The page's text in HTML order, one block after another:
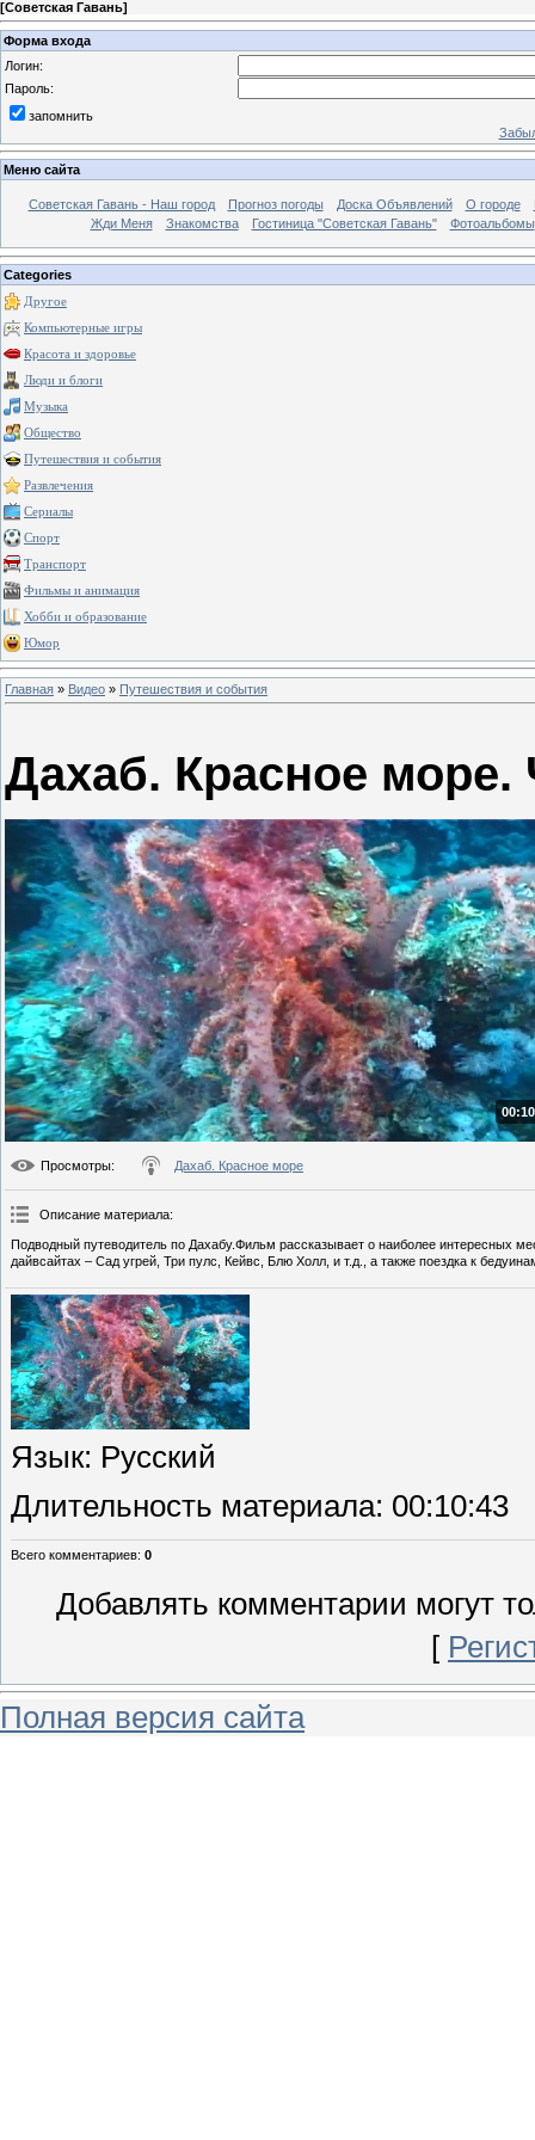
[Советская Гавань]
Форма входа
Логин:
Пароль:
запомнить
Меню сайта
Советская Гавань - Наш город Прогноз погоды Доска Объявлений О городе
Жди Меня
Знакомства Гостиница "Советская Гавань" Фотоальбомы
Categories
Другое
Компьютерные игры
Красота и здоровье
Люди и блоги
Музыка
Общество
Путешествия и события
Развлечения
Сериалы
Спорт
Транспорт
Фильмы и анимация
Хобби и образование
Юмор
Главная » Видео » Путешествия и события
Дахаб. Красное море.
Просмотры: Дахаб. Красное море
Описание материала:
Подводный путеводитель по Дахабу.Фильм рассказывает о наиболее интересных
дайвсайтах – Сад угрей, Три пулс, Кейвс, Блю Холл, и т.д., а также поездка к
Язык: Русский
Длительность материала: 00:10:43
Всего комментариев: 0
Добавлять комментарии могут
[
Полная версия сайта